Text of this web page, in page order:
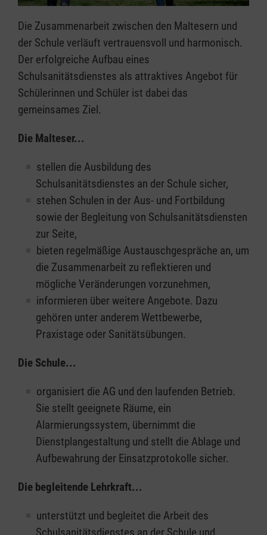
Die Zusammenarbeit zwischen den Maltesern und
der Schule verläuft vertrauensvoll und harmonisch.
Der erfolgreiche Aufbau eines
Schulsanitätsdienstes als attraktives Angebot für
Schülerinnen und Schüler ist dabei das
gemeinsames Ziel.
Die Malteser...
stellen die Ausbildung des
Schulsanitätsdienstes an der Schule sicher,
stehen Schulen in der Aus- und Fortbildung
sowie der Begleitung von Schulsanitätsdiensten
zur Seite,
bieten regelmäßige Austauschgespräche an, um
die Zusammenarbeit zu reflektieren und
mögliche Veränderungen vorzunehmen,
informieren über weitere Angebote. Dazu
gehören unter anderem Wettbewerbe,
Praxistage oder Sanitätsübungen.
Die Schule...
organisiert die AG und den laufenden Betrieb.
Sie stellt geeignete Räume, ein
Alarmierungssystem, übernimmt die
Dienstplangestaltung und stellt die Ablage und
Aufbewahrung der Einsatzprotokolle sicher.
Die begleitende Lehrkraft...
unterstützt und begleitet die Arbeit des